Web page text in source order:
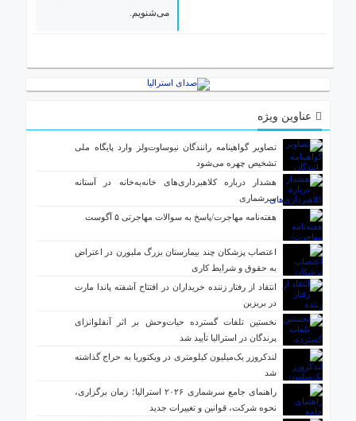
می‌شنویم.
عناوین ویژه
تصاویر گواهینامه رانندگان نیوساوت‌ولز وارد پایگاه ملی
تشخیص چهره می‌شود
هشدار درباره کلاهبرداری‌های خانه‌به‌خانه در آستانه
سرشماری
هفته‌نامه مهاجرت/پاسخ به سوالات مهاجرتی ۵ آگوست
اعتصاب پزشکان چند بیمارستان بزرگ ملبورن در اعتراض
به حقوق و شرایط کاری
انتقاد از رفتار زننده خریداران در افتتاح آشفته پاندا مارت
در بریزبن
نخستین تلفات گسترده حیات‌وحش بر اثر آنفلوانزای
پرندگان در استرالیا تأیید شد
لندکروزر یک‌میلیون کیلومتری در ویکتوریا به حراج گذاشته
شد
راهنمای جامع سرشماری ۲۰۲۶ استرالیا؛ زمان برگزاری،
نحوه شرکت، قوانین و تغییرات جدید